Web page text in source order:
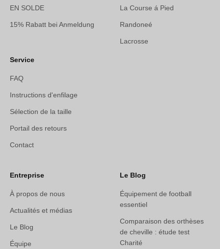
EN SOLDE
15% Rabatt bei Anmeldung
Service
FAQ
Instructions d'enfilage
Sélection de la taille
Portail des retours
Contact
La Course á Pied
Randoneé
Lacrosse
Entreprise
À propos de nous
Actualités et médias
Le Blog
Équipe
Le Blog
Équipement de football
essentiel
Comparaison des orthèses
de cheville : étude test
Charité